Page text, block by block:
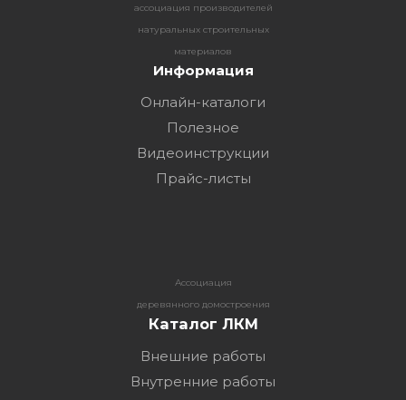
ассоциация производителей
натуральных строительных
материалов
Информация
Онлайн-каталоги
Полезное
Видеоинструкции
Прайс-листы
Ассоциация
деревянного домостроения
Каталог ЛКМ
Внешние работы
Внутренние работы